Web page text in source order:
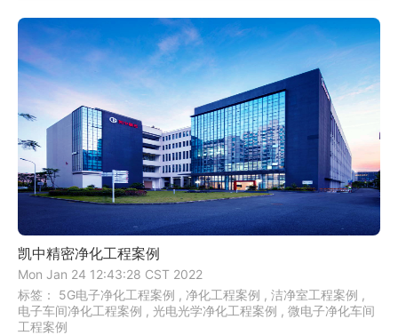
凯中精密净化工程案例
Mon Jan 24 12:43:28 CST 2022
标签： 5G电子净化工程案例 , 净化工程案例 , 洁净室工程案例 ,
电子车间净化工程案例 , 光电光学净化工程案例 , 微电子净化车间
工程案例